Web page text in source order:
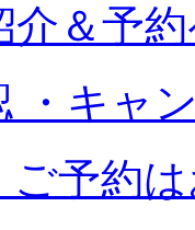
介＆予
・キャ
予約は